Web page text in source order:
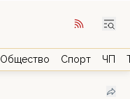
Общество Спорт ЧП